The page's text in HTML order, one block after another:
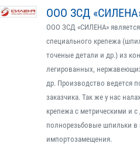
ООО ЗСД
ООО ЗСД «СИЛЕНА»
специального крепежа
точеные детали и др.) из
легированных,
др. Производство ведется
заказчика. Так же у нас
крепежа с метрическими и
полнорезьбовые шпильки в
импортозамещения.